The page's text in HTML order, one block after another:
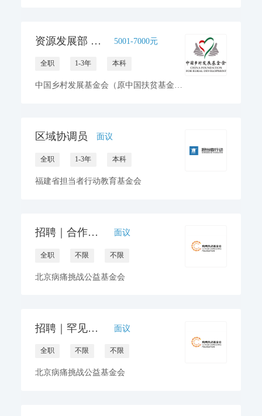
资源发展部 企业合作主管/官员 5001-7000元
全职 1-3年 本科
中国乡村发展基金会（原中国扶贫基金会）
区域协调员 面议
全职 1-3年 本科
福建省担当者行动教育基金会
招聘｜合作发展总监/主管-北京 面议
全职 不限 不限
北京病痛挑战公益基金会
招聘｜罕见病社群服务项目主管（筹资传播方向）-济南 面议
全职 不限 不限
北京病痛挑战公益基金会